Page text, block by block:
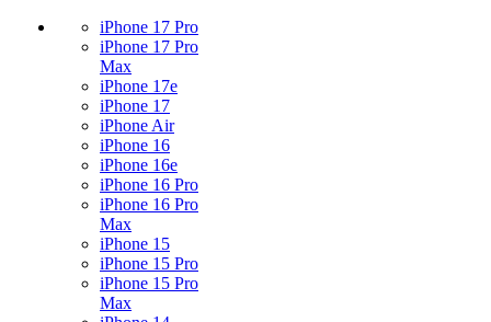
iPhone 17 Pro
iPhone 17 Pro
Max
iPhone 17e
iPhone 17
iPhone Air
iPhone 16
iPhone 16e
iPhone 16 Pro
iPhone 16 Pro
Max
iPhone 15
iPhone 15 Pro
iPhone 15 Pro
Max